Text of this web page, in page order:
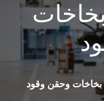
وحقن وقود